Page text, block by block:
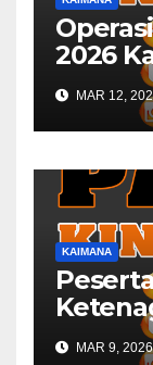
2026
MAR 12,
KAIMANA
MAR 9, 2026